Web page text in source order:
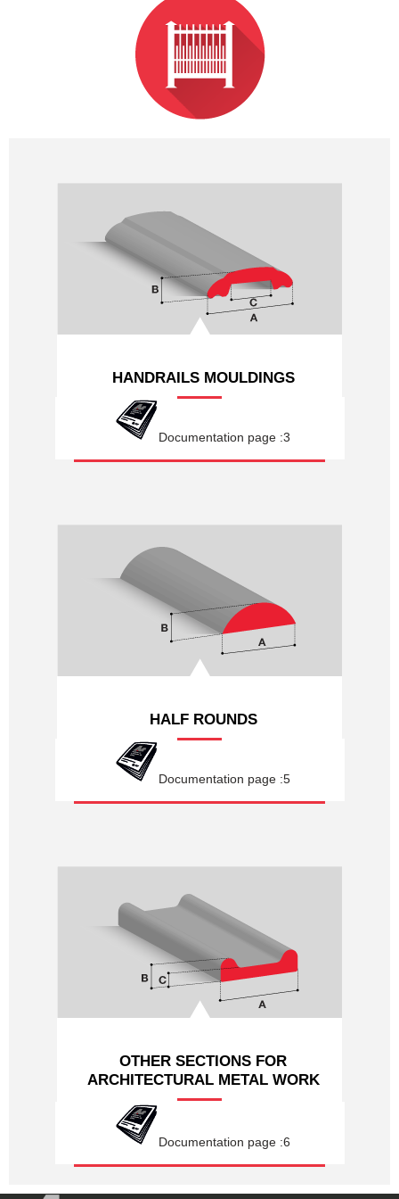
PROFILES HYDRAULIQUES
LAMINES MARCHANDS
NOUS CONTACTER
HANDRAILS MOULDINGS
Documentation page :3
HALF ROUNDS
Documentation page :5
OTHER SECTIONS FOR
ARCHITECTURAL METAL WORK
Documentation page :6